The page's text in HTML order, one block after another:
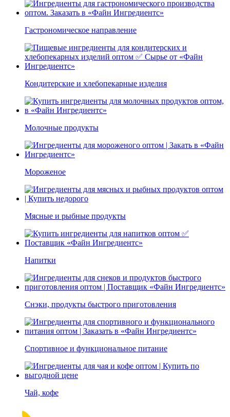
Гастрономическое направление
Кондитерские и хлебопекарные изделия
Молочные продукты
Мороженое
Мясные и рыбные продукты
Напитки
Снэки, продукты быстрого приготовления
Спортивное и функциональное питание
Чай, кофе